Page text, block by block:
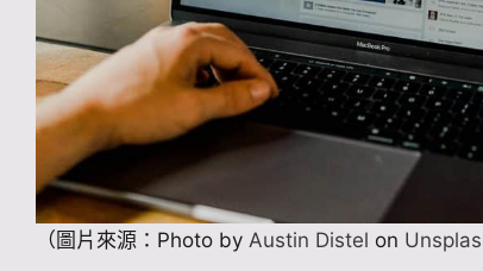
（圖片來源：Photo by Austin Distel on